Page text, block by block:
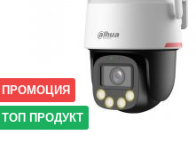
ПРОМОЦИЯ
ТОП ПРОДУКТ